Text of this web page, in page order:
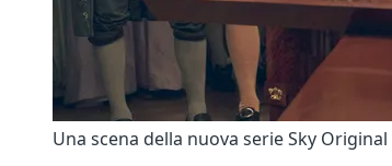
Una scena della nuova serie Sky